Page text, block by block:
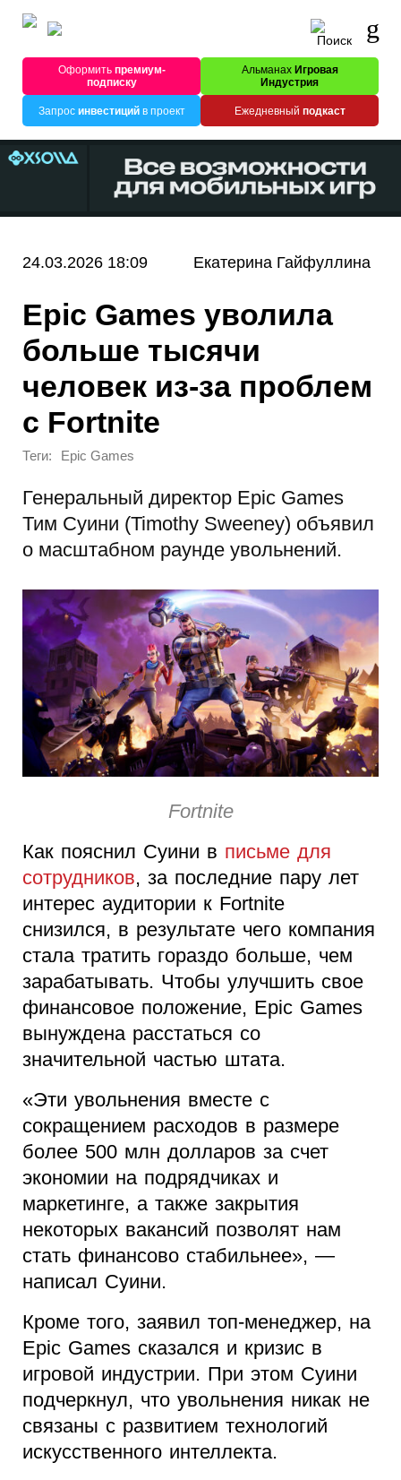
Оформитьпремиум-
подписку
Альманах Игровая
Индустрия
Запрос инвестицийв проект Ежедневный подкаст
24.03.2026 18:09 Екатерина Гайфуллина
Epic Games уволила
больше тысячи
человек из-за проблем
с Fortnite
Теги: Epic Games
Генеральный директор Epic Games
Тим Суини (Timothy Sweeney) объявил
о масштабном раунде увольнений.
Fortnite
Как пояснил Суини в письме для
сотрудников, за последние пару лет
интерес аудитории к Fortnite
снизился, в результате чего компания
стала тратить гораздо больше, чем
зарабатывать. Чтобы улучшить свое
финансовое положение, Epic Games
вынуждена расстаться со
значительной частью штата.
«Эти увольнения вместе с
сокращением расходов в размере
более 500 млн долларов за счет
экономии на подрядчиках и
маркетинге, а также закрытия
некоторых вакансий позволят нам
стать финансово стабильнее», —
написал Суини.
Кроме того, заявил топ-менеджер, на
Epic Games сказался и кризис в
игровой индустрии. При этом Суини
подчеркнул, что увольнения никак не
связаны с развитием технологий
искусственного интеллекта.